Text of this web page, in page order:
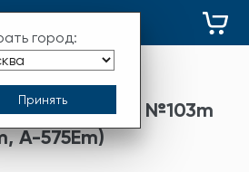
город:
Atoll №103m
A-575Em)